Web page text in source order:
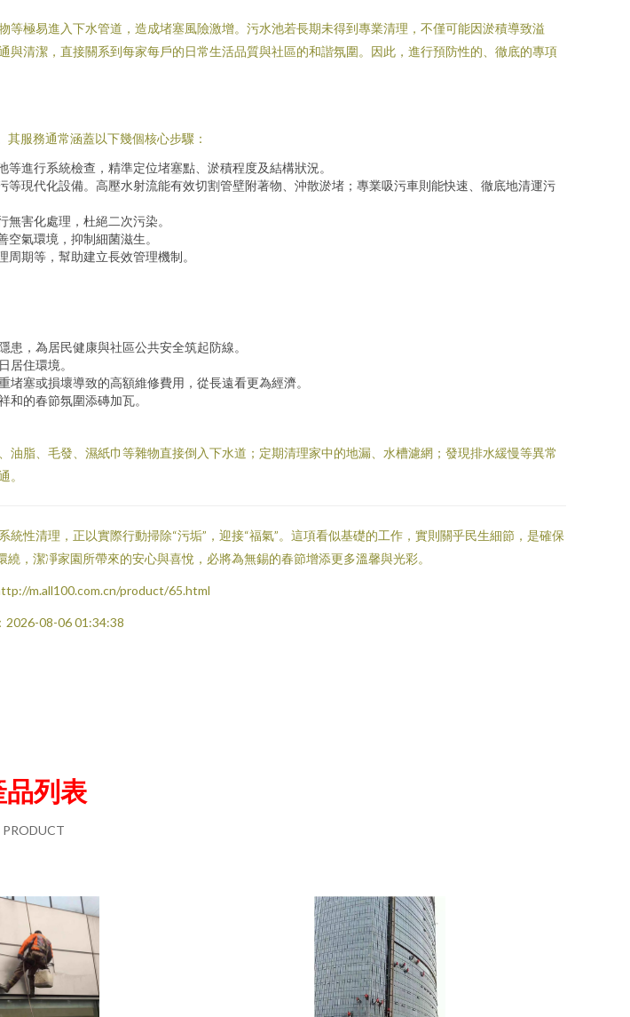
極易進入下水管道，造成堵塞風險激增。污水池若長期未得到專業清理，不僅可能因淤積導致溢
清潔，直接關系到每家每戶的日常生活品質與社區的和諧氛圍。因此，進行預防性的、徹底的專項
服務通常涵蓋以下幾個核心步驟：
進行系統檢查，精準定位堵塞點、淤積程度及結構狀況。
等現代化設備。高壓水射流能有效切割管壁附著物、沖散淤堵；專業吸污車則能快速、徹底地清運污
害化處理，杜絕二次污染。
氣環境，抑制細菌滋生。
期等，幫助建立長效管理機制。
，為居民健康與社區公共安全筑起防線。
居住環境。
塞或損壞導致的高額維修費用，從長遠看更為經濟。
的春節氛圍添磚加瓦。
脂、毛發、濕紙巾等雜物直接倒入下水道；定期清理家中的地漏、水槽濾網；發現排水緩慢等異常
。
性清理，正以實際行動掃除“污垢”，迎接“福氣”。這項看似基礎的工作，實則關乎民生細節，是確保
，潔凈家園所帶來的安心與喜悅，必將為無錫的春節增添更多溫馨與光彩。
m.all100.com.cn/product/65.html
2026-08-06 01:34:38
品列表
PRODUCT